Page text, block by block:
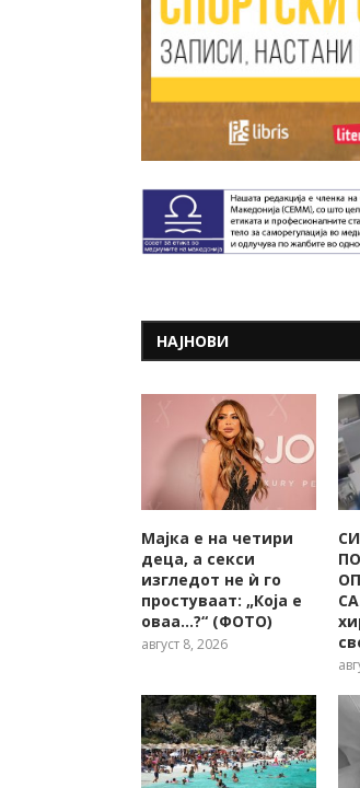
НАЈНОВИ
Мајка е на четири
деца, а секси
изгледот не ѝ го
простуваат: „Која е
оваа…?“ (ФОТО)
август 8, 2026